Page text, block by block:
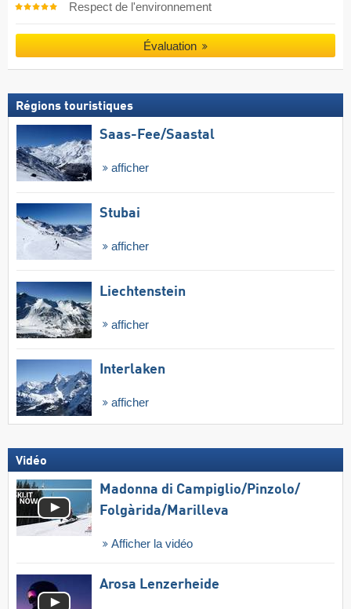
Respect de l'environnement
Évaluation
Régions touristiques
Saas-Fee/​Saastal
afficher
Stubai
afficher
Liechtenstein
afficher
Interlaken
afficher
Vidéo
Madonna di Campiglio/​Pinzolo/​
Folgàrida/​Marilleva
Afficher la vidéo
Arosa Lenzerheide